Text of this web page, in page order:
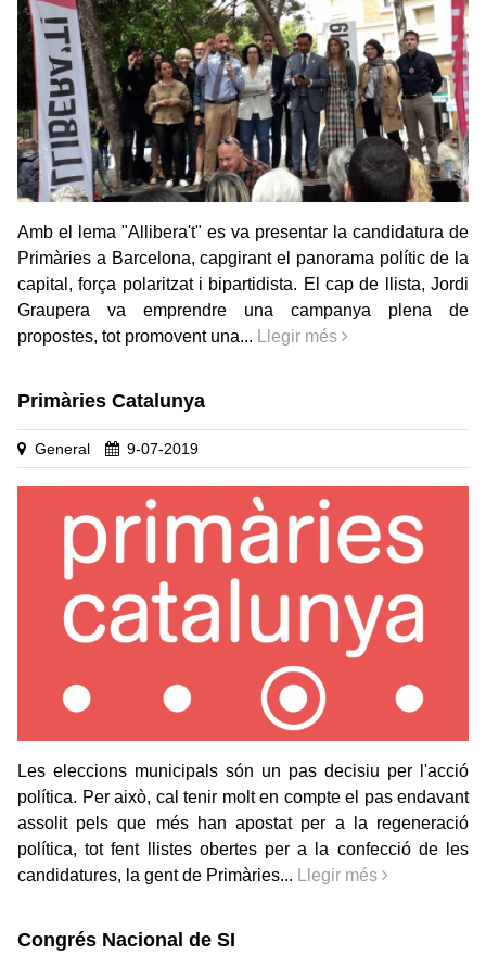
Amb el lema "Allibera't" es va presentar la candidatura de
Primàries a Barcelona, capgirant el panorama polític de la
capital, força polaritzat i bipartidista. El cap de llista, Jordi
Graupera va emprendre una campanya plena de
propostes, tot promovent una...
Llegir més
Primàries Catalunya
General 9-07-2019
Les eleccions municipals són un pas decisiu per l'acció
política. Per això, cal tenir molt en compte el pas endavant
assolit pels que més han apostat per a la regeneració
política, tot fent llistes obertes per a la confecció de les
candidatures, la gent de Primàries...
Llegir més
Congrés Nacional de SI